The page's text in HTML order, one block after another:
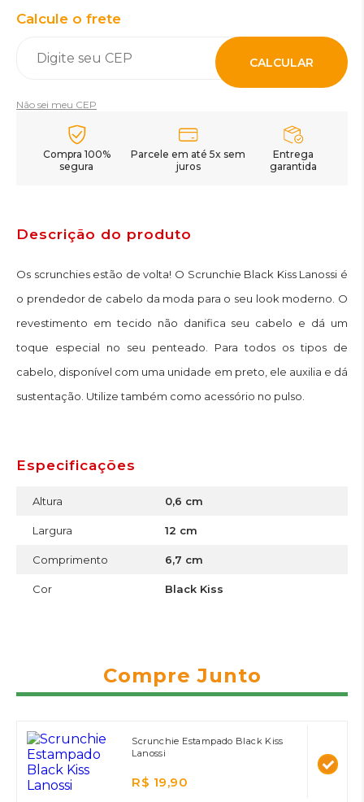
Calcule o frete
CALCULAR
Não sei meu CEP
Compra 100%
segura
Parcele em até 5x sem
juros
Entrega
garantida
Descrição do produto
Os scrunchies estão de volta! O Scrunchie Black Kiss Lanossi é
o prendedor de cabelo da moda para o seu look moderno. O
revestimento em tecido não danifica seu cabelo e dá um
toque especial no seu penteado. Para todos os tipos de
cabelo, disponível com uma unidade em preto, ele auxilia e dá
sustentação. Utilize também como acessório no pulso.
Especificações
Altura 0,6 cm
Largura 12 cm
Comprimento 6,7 cm
Cor Black Kiss
Compre Junto
Scrunchie Estampado Black Kiss
Lanossi
R$ 19,90